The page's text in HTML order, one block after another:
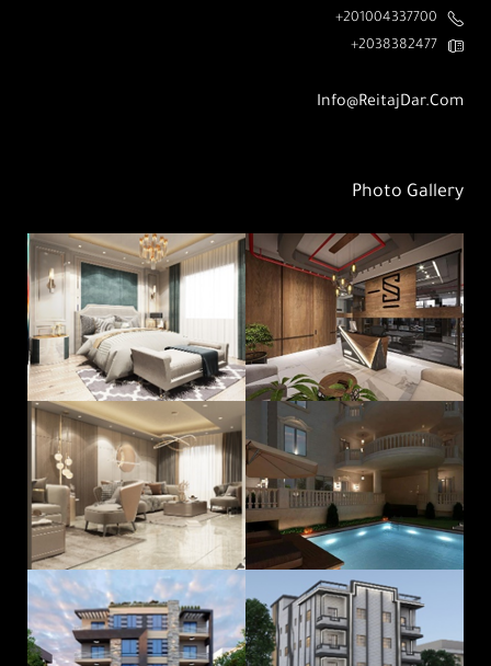
201004337700+
2038382477+
Info@ReitajDar.com
Photo Gallery